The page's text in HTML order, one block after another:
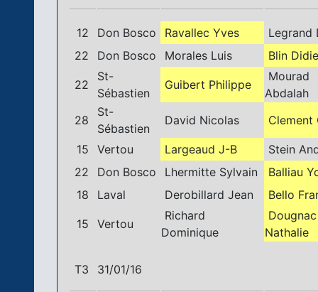
12 Don Bosco Ravallec Yves
Legrand
22
Don Bosco Morales Luis Blin
22
St-
Sébastien
Guibert Philippe
Mourad
Abdalah
28
St-
Sébastien
David Nicolas Clement
15 Vertou Largeaud J-B
Stein
22
Don Bosco Lhermitte Sylvain
Balliau
18
Laval Derobillard Jean Bello
15 Vertou
Richard
Dominique
Dougnac
Nathalie
T3 31/01/16